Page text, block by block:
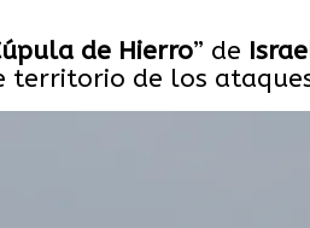
de Hierro” de
territorio de los